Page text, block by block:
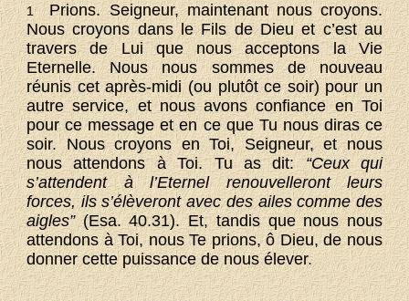
1Prions. Seigneur, maintenant nous croyons.
Nous croyons dans le Fils de Dieu et c’est au
travers de Lui que nous acceptons la Vie
Eternelle. Nous nous sommes de nouveau
réunis cet après-midi (ou plutôt ce soir) pour un
autre service, et nous avons confiance en Toi
pour ce message et en ce que Tu nous diras ce
soir. Nous croyons en Toi, Seigneur, et nous
nous attendons à Toi. Tu as dit:“Ceux qui
s’attendent à l’Eternel renouvelleront leurs
forces, ils s’élèveront avec des ailes comme des
aigles”(Esa. 40.31). Et, tandis que nous nous
attendons à Toi, nous Te prions, ô Dieu, de nous
donner cette puissance de nous élever.